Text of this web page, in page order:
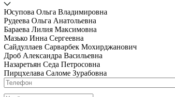
Юсупова Ольга Владимировна
Рудеева Ольга Анатольевна
Бараева Лилия Максимовна
Мазько Инна Сергеевна
Сайдуллаев Сарварбек Мохирджанович
Дроб Александра Васильевна
Назаретьян Седа Петросовна
Пирцхелава Саломе Зурабовна